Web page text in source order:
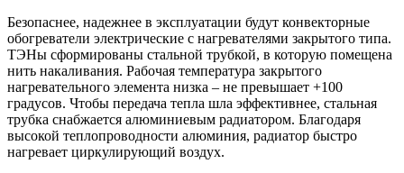
Безопаснее, надежнее в эксплуатации будут конвекторные
обогреватели электрические с нагревателями закрытого типа.
ТЭНы сформированы стальной трубкой, в которую помещена
нить накаливания. Рабочая температура закрытого
нагревательного элемента низка – не превышает +100
градусов. Чтобы передача тепла шла эффективнее, стальная
трубка снабжается алюминиевым радиатором. Благодаря
высокой теплопроводности алюминия, радиатор быстро
нагревает циркулирующий воздух.